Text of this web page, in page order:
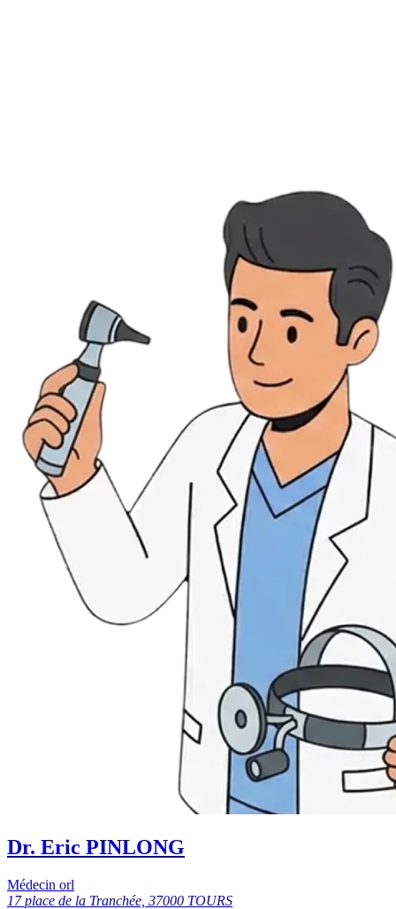
Dr. Eric PINLONG
Médecin orl
17 place de la Tranchée, 37000 TOURS